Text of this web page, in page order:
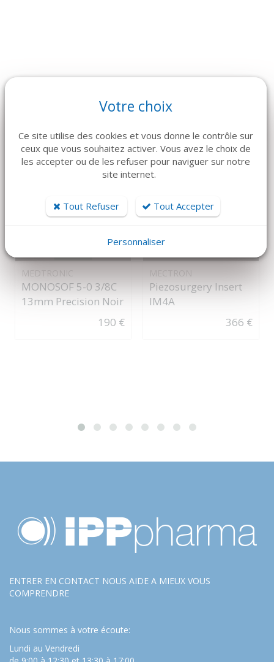
Dans la même famille de produits, découvrez également ces
MEDTRONIC
MONOSOF 5-0 3/8C
13mm Precision Noir
190 €
MECTRON
Piezosurgery Insert
IM4A
366 €
ENTRER EN CONTACT NOUS AIDE A MIEUX VOUS
COMPRENDRE
Nous sommes à votre écoute:
Lundi au Vendredi
Votre choix
Ce site utilise des cookies et vous donne le contrôle sur
ceux que vous souhaitez activer. Vous avez le choix de
les accepter ou de les refuser pour naviguer sur notre
site internet.
Tout Refuser Tout Accepter
Personnaliser